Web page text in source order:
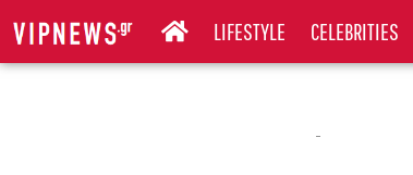
LIFESTYLE CELEBRITIES